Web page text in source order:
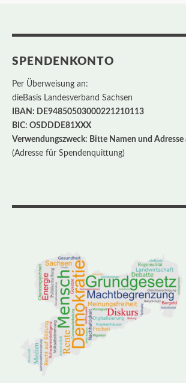
SPENDENKONTO
Per Überweisung an:
dieBasis Landesverband Sachsen
IBAN: DE94850503000221210113
BIC: OSDDDE81XXX
Verwendungszweck: Bitte Namen und Adresse
(Adresse für Spendenquittung)